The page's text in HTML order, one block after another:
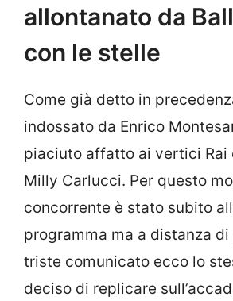
allontanato da
con le stelle
Come già detto in
indossato da Enrico
piaciuto affatto ai vertici Rai
Milly Carlucci. Per questo
concorrente è stato subito
programma ma a distanza
triste comunicato ecco lo
deciso di replicare